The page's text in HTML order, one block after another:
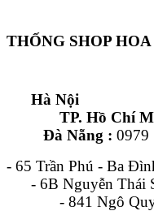
THỐNG SHOP
TP.
Đà Nẵng : 0979
- 65 Trần
- 6B Nguyễn
- 841 Ngô